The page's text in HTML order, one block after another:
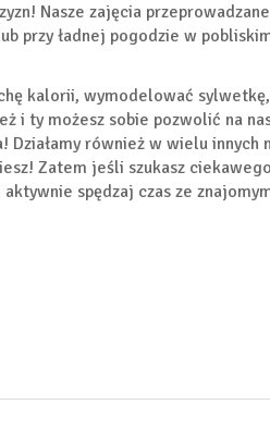
Nasze zajęcia
przy ładnej pogodzie w
kalorii, wymodelować
i ty możesz sobie pozwolić na
również w wielu innych
Zatem jeśli szukasz
spędzaj czas ze